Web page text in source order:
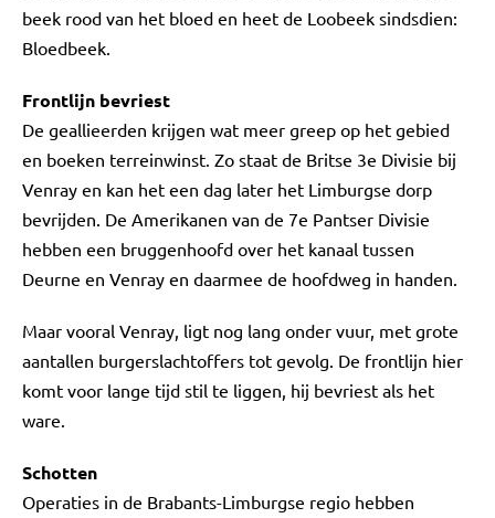
beek rood van het bloed en heet de Loobeek sindsdien:
Bloedbeek.
Frontlijn bevriest
De geallieerden krijgen wat meer greep op het gebied
en boeken terreinwinst. Zo staat de Britse 3e Divisie bij
Venray en kan het een dag later het Limburgse dorp
bevrijden. De Amerikanen van de 7e Pantser Divisie
hebben een bruggenhoofd over het kanaal tussen
Deurne en Venray en daarmee de hoofdweg in handen.
Maar vooral Venray, ligt nog lang onder vuur, met grote
aantallen burgerslachtoffers tot gevolg. De frontlijn hier
komt voor lange tijd stil te liggen, hij bevriest als het
ware.
Schotten
Operaties in de Brabants-Limburgse regio hebben